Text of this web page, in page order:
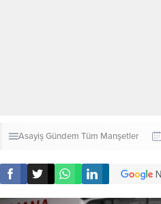
AsayişGündem Tüm Manşetler